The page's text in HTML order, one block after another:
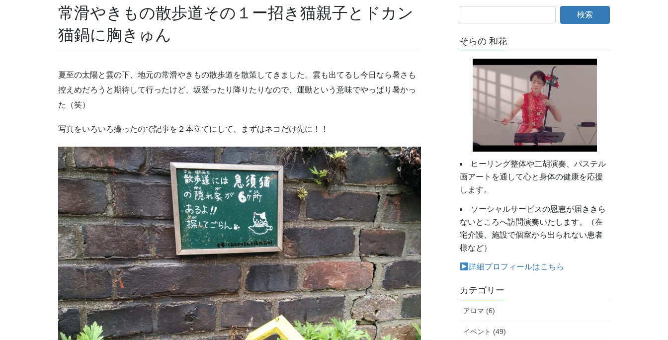
常滑やきもの散歩道その１ー招き猫親子とドカン
猫鍋に胸きゅん
夏至の太陽と雲の下、地元の常滑やきもの散歩道を散策してきました。雲も出てるし今日なら暑さも
控えめだろうと期待して行ったけど、坂登ったり降りたりなので、運動という意味でやっぱり暑かっ
た（笑）
写真をいろいろ撮ったので記事を２本立てにして、まずはネコだけ先に！！
そらの 和花
ヒーリング整体や二胡演奏、パステル
画アートを通して心と身体の健康を応援
します。
ソーシャルサービスの恩恵が届ききら
ないところへ訪問演奏いたします。（在
宅介護、施設で個室から出られない患者
様など）
詳細プロフィールはこちら
カテゴリー
アロマ (6)
イベント (49)